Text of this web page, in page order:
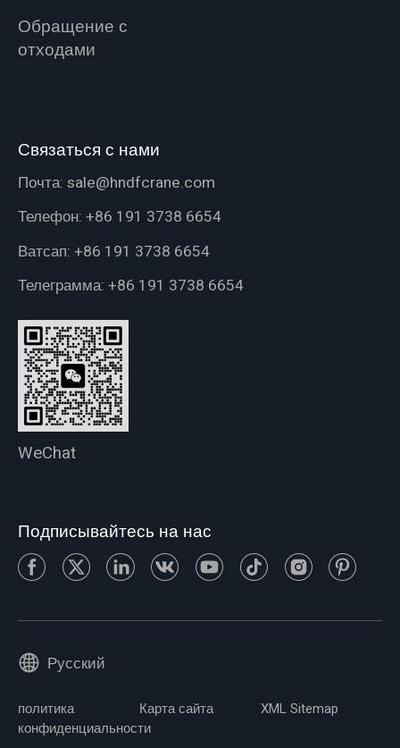
Обращение с
отходами
Связаться с нами
Почта: sale@hndfcrane.com
Телефон: +86 191 3738 6654
Ватсап: +86 191 3738 6654
Телеграмма: +86 191 3738 6654
WeChat
Подписывайтесь на нас
Русский
политика
конфиденциальности
Карта сайта XML Sitemap